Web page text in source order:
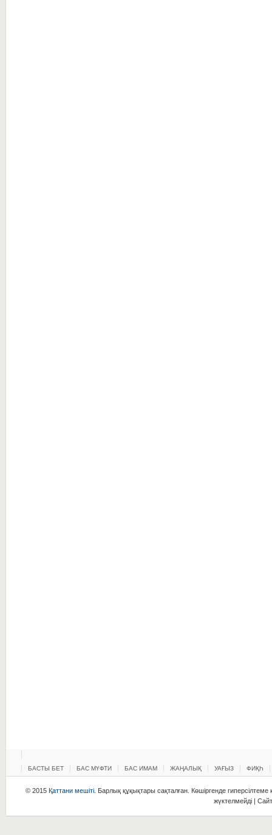
БАСТЫ БЕТ БАС МҮФТИ БАС ИМАМ ЖАҢАЛЫҚ УАҒЫЗ ФИҚҺ
© 2015 Қаттани мешіті. Барлық құқықтары сақталған. Көшіргенде гиперсілтеме
жүктелмейді |